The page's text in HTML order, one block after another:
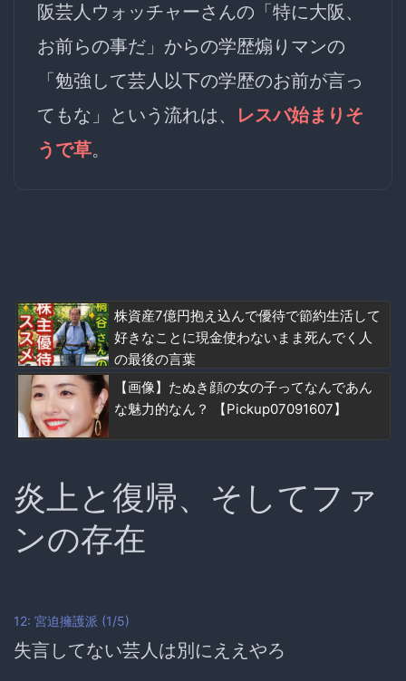
阪芸人ウォッチャーさんの「特に大阪、
お前らの事だ」からの学歴煽りマンの
「勉強して芸人以下の学歴のお前が言っ
てもな」という流れは、
レスバ始まりそ
うで草。
株資産7億円抱え込んで優待で節約生活して
好きなことに現金使わないまま死んでく人
の最後の言葉
【画像】たぬき顔の女の子ってなんであん
な魅力的なん？ 【Pickup07091607】
炎上と復帰、そしてファ
ンの存在
12: 宮迫擁護派 (1/5)
失言してない芸人は別にええやろ